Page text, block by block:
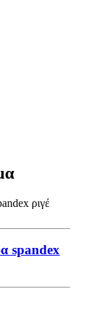
spandex